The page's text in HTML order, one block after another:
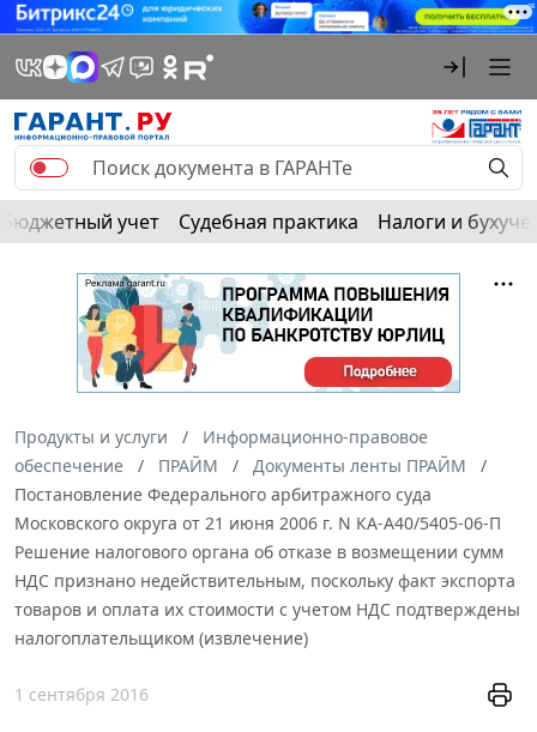
Бюджетный учет Судебная практика Налоги и
Продукты и услуги
Информационно-правовое
обеспечение
ПРАЙМ
Документы ленты ПРАЙМ
Постановление Федерального арбитражного суда
Московского округа от 21 июня 2006 г. N КА-А40/5405-06-П
Решение налогового органа об отказе в возмещении сумм
НДС признано недействительным, поскольку факт экспорта
товаров и оплата их стоимости с учетом НДС подтверждены
налогоплательщиком (извлечение)
1 сентября 2016